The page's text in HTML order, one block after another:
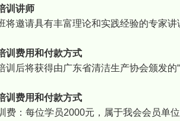
训讲师
将邀请具有丰富理论和实践经验的专家讲
训费用和付款方式
训后将获得由广东省清洁生产协会颁发的
训费用和付款方式
费：每位学员2000元，属于我会会员单